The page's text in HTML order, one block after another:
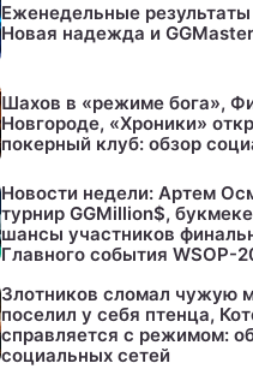
Еженедельные
Новая надежда и
Шахов в «режиме бога»,
Новгороде, «Хроники»
покерный клуб: обзор
Новости недели: Артем
турнир GGMillion$,
шансы участников
Главного события WSOP-
Злотников сломал чужую
поселил у себя птенца,
справляется с режимом:
социальных сетей